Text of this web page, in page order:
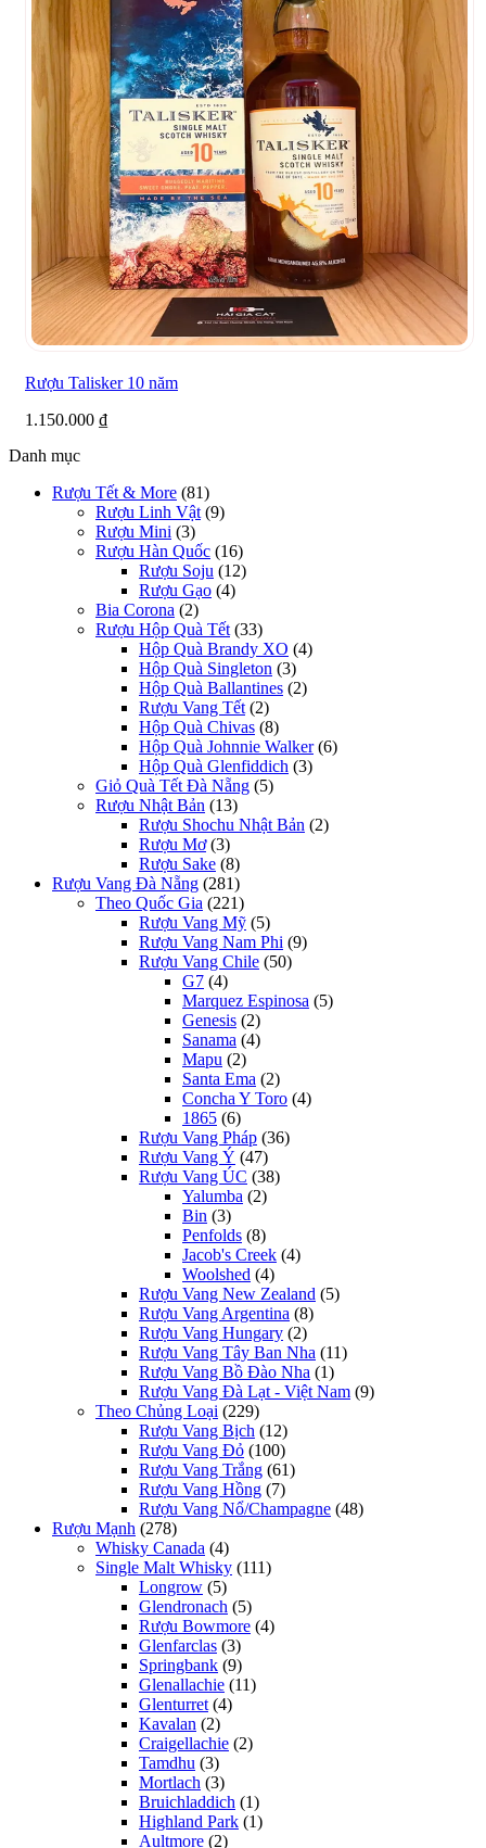
Rượu Talisker 10 năm
1.150.000 ₫
Danh mục
Rượu Tết & More (81)
Rượu Linh Vật (9)
Rượu Mini (3)
Rượu Hàn Quốc (16)
Rượu Soju (12)
Rượu Gạo (4)
Bia Corona (2)
Rượu Hộp Quà Tết (33)
Hộp Quà Brandy XO (4)
Hộp Quà Singleton (3)
Hộp Quà Ballantines (2)
Rượu Vang Tết (2)
Hộp Quà Chivas (8)
Hộp Quà Johnnie Walker (6)
Hộp Quà Glenfiddich (3)
Giỏ Quà Tết Đà Nẵng (5)
Rượu Nhật Bản (13)
Rượu Shochu Nhật Bản (2)
Rượu Mơ (3)
Rượu Sake (8)
Rượu Vang Đà Nẵng (281)
Theo Quốc Gia (221)
Rượu Vang Mỹ (5)
Rượu Vang Nam Phi (9)
Rượu Vang Chile (50)
G7 (4)
Marquez Espinosa (5)
Genesis (2)
Sanama (4)
Mapu (2)
Santa Ema (2)
Concha Y Toro (4)
1865 (6)
Rượu Vang Pháp (36)
Rượu Vang Ý (47)
Rượu Vang ÚC (38)
Yalumba (2)
Bin (3)
Penfolds (8)
Jacob's Creek (4)
Woolshed (4)
Rượu Vang New Zealand (5)
Rượu Vang Argentina (8)
Rượu Vang Hungary (2)
Rượu Vang Tây Ban Nha (11)
Rượu Vang Bồ Đào Nha (1)
Rượu Vang Đà Lạt - Việt Nam (9)
Theo Chủng Loại (229)
Rượu Vang Bịch (12)
Rượu Vang Đỏ (100)
Rượu Vang Trắng (61)
Rượu Vang Hồng (7)
Rượu Vang Nổ/Champagne (48)
Rượu Mạnh (278)
Whisky Canada (4)
Single Malt Whisky (111)
Longrow (5)
Glendronach (5)
Rượu Bowmore (4)
Glenfarclas (3)
Springbank (9)
Glenallachie (11)
Glenturret (4)
Kavalan (2)
Craigellachie (2)
Tamdhu (3)
Mortlach (3)
Bruichladdich (1)
Highland Park (1)
Aultmore (2)